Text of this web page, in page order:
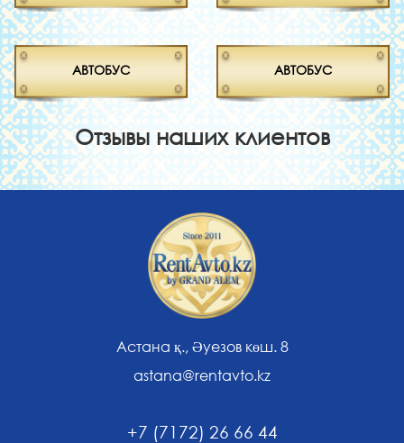
АВТОБУС АВТОБУС
Отзывы наших клиентов
Астана қ., Әуезов көш. 8
astana@rentavto.kz
+7 (7172) 26 66 44